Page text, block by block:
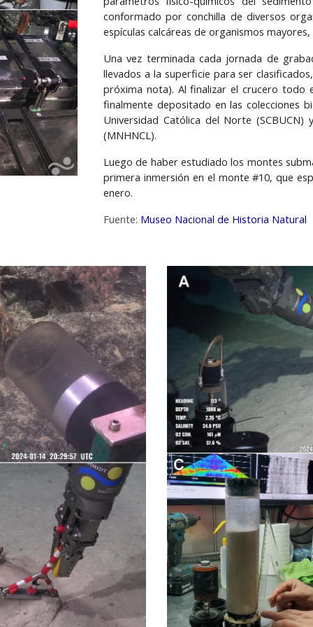
conformado por conchilla de diversos
espículas calcáreas de organismos
Una vez terminada cada jornada de
llevados a la superficie para ser
próxima nota). Al finalizar el crucero todo
finalmente depositado en las colecciones
Universidad Católica del Norte
(MNHNCL).
Luego de haber estudiado los montes
primera inmersión en el monte #10, que
enero.
Fuente: Museo Nacional de Historia Natural